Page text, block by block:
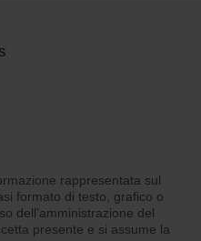
rappresentata sul
formato di testo, grafico o
dell’amministrazione del
presente e si assume la